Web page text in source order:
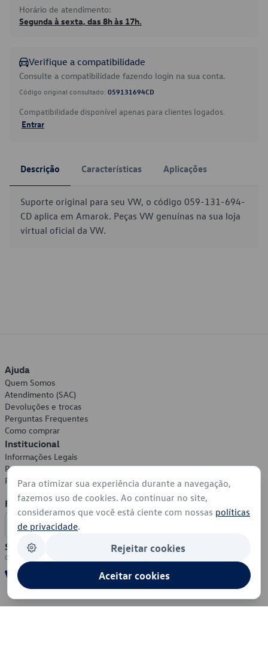
Horário de atendimento:
Segunda à sexta, das 8h às 17h.
Verifique a compatibilidade
Consulte a compatibilidade fazendo login na sua conta.
Código original consultado: 059131694CD
Compatibilidade disponível apenas para clientes logados.
Entrar
Descrição Características Aplicações
Suporte original para seu VW, o código 059-131-694-
CD aplica em Amarok. Peças VW genuínas na sua loja
virtual oficial da VW.
Ajuda
Quem Somos
Atendimento (SAC)
Devoluções e trocas
Perguntas Frequentes
Como comprar
Institucional
Informações Legais
Política de Privacidade
Política de Cookies
Formas de Pagamento
Segurança
Para otimizar sua experiência durante a navegação,
fazemos uso de cookies. Ao continuar no site,
consideramos que você está ciente com nossas políticas
de privacidade.
Rejeitar cookies
Aceitar cookies